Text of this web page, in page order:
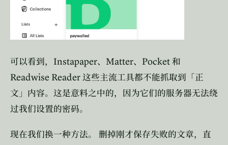
可以看到， Instapaper、 Matter、 Pocket和
Readwise Reader这些主流工具都不能抓取到「正
文」内容。这是意料之中的，因为它们的服务器无法绕
过我们设置的密码。
现在我们换一种方法。
删掉刚才保存失败的文章，直